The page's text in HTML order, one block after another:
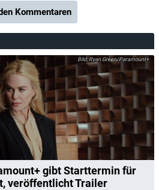
Kommentaren
Ryan Green/Paramount+
gibt Starttermin für
veröffentlicht Trailer